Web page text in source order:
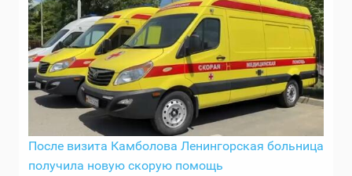
После визита Камболова Ленингорская больница
получила новую скорую помощь